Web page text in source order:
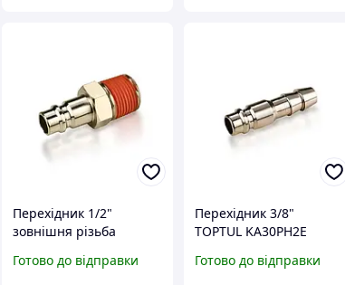
Перехідник 1/2"
зовнішня різьба
сталь 218 PSI (829544)
Готово до відправки
Перехідник 3/8"
TOPTUL KA30PH2E
максимальний тиск 290
Готово до відправки